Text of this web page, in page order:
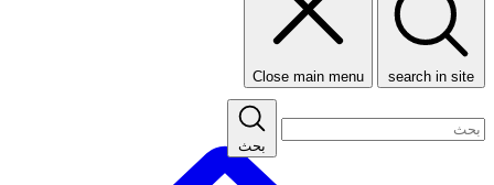
search in site
Close main menu
بحث